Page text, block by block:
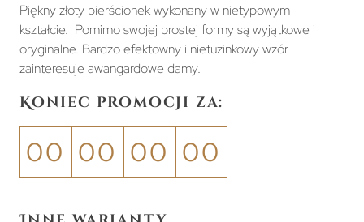
Piękny złoty pierścionek wykonany w nietypowym
kształcie. Pomimo swojej prostej formy są wyjątkowe i
oryginalne. Bardzo efektowny i nietuzinkowy wzór
zainteresuje awangardowe damy.
Koniec promocji za:
00 00 00 00